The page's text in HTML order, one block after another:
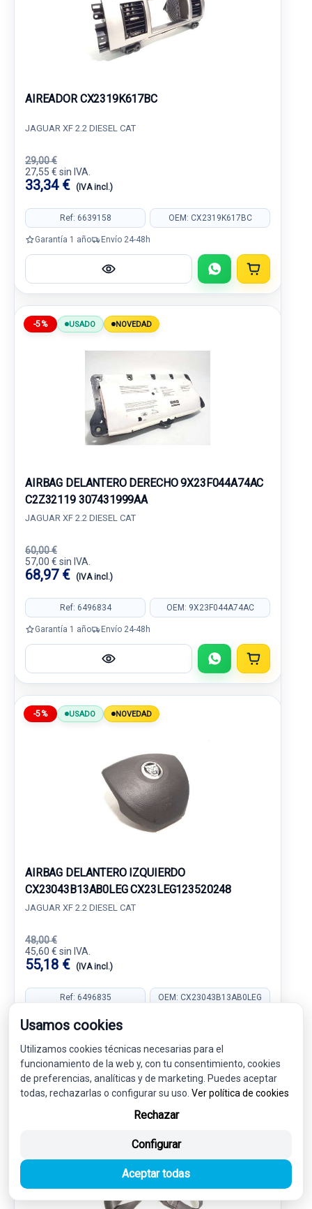
AIREADOR CX2319K617BC
JAGUAR XF 2.2 DIESEL CAT
29,00 €
27,55 € sin IVA.
33,34 € (IVA incl.)
Ref: 6639158 OEM: CX2319K617BC
Garantía 1 año Envío 24-48h
-5% USADO NOVEDAD
AIRBAG DELANTERO DERECHO 9X23F044A74AC
C2Z32119 307431999AA
JAGUAR XF 2.2 DIESEL CAT
60,00 €
57,00 € sin IVA.
68,97 € (IVA incl.)
Ref: 6496834 OEM: 9X23F044A74AC
Garantía 1 año Envío 24-48h
-5% USADO NOVEDAD
AIRBAG DELANTERO IZQUIERDO
CX23043B13AB0LEG CX23LEG123520248
JAGUAR XF 2.2 DIESEL CAT
48,00 €
45,60 € sin IVA.
55,18 € (IVA incl.)
Ref: 6496835 OEM: CX23043B13AB0LEG
Envío 24-48h
Usamos cookies
Utilizamos cookies técnicas necesarias para el
funcionamiento de la web y, con tu consentimiento, cookies
de preferencias, analíticas y de marketing. Puedes aceptar
todas, rechazarlas o configurar su uso. Ver política de cookies
Rechazar
Configurar
Aceptar todas